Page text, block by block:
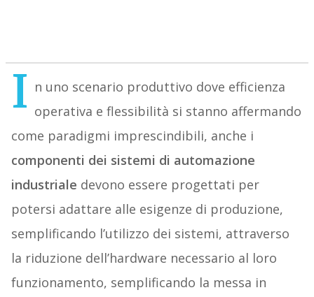
I n uno scenario produttivo dove efficienza
operativa e flessibilità si stanno affermando
come paradigmi imprescindibili, anche i
componenti dei sistemi di automazione
industriale devono essere progettati per
potersi adattare alle esigenze di produzione,
semplificando l’utilizzo dei sistemi, attraverso
la riduzione dell’hardware necessario al loro
funzionamento, semplificando la messa in